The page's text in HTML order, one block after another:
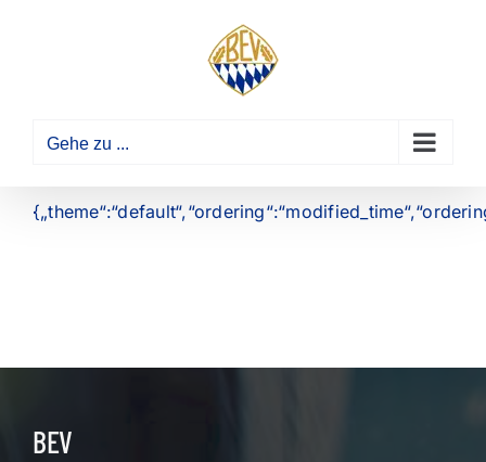
Gehe zu ...
BEV